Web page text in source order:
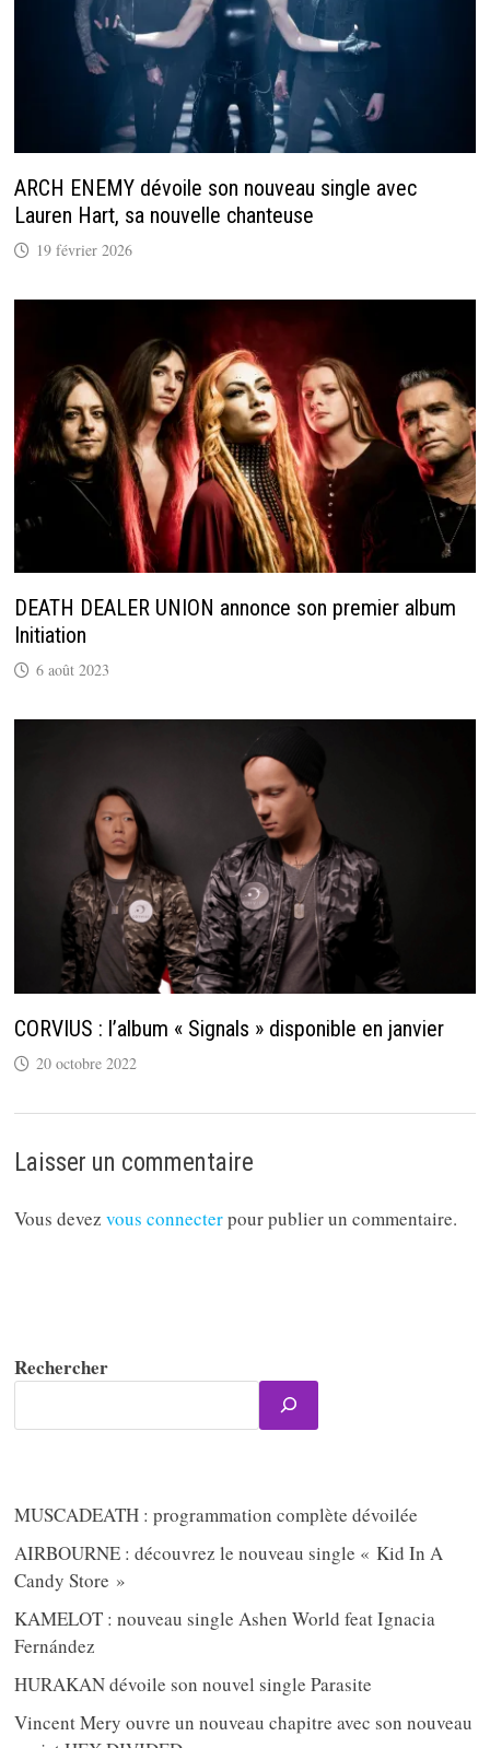
ARCH ENEMY dévoile son nouveau single avec
Lauren Hart, sa nouvelle chanteuse
19 février 2026
DEATH DEALER UNION annonce son premier album
Initiation
6 août 2023
CORVIUS : l’album « Signals » disponible en janvier
20 octobre 2022
Laisser un commentaire
Vous devezvous connecterpour publier un commentaire.
Rechercher
MUSCADEATH : programmation complète dévoilée
AIRBOURNE : découvrez le nouveau single « Kid In A
Candy Store »
KAMELOT : nouveau single Ashen World feat Ignacia
Fernández
HURAKAN dévoile son nouvel single Parasite
Vincent Mery ouvre un nouveau chapitre avec son nouveau